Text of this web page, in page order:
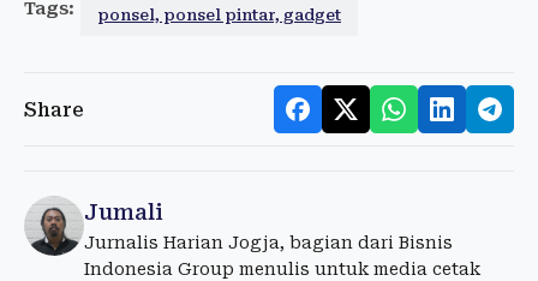
Tags: ponsel, ponsel pintar, gadget
Share
Jumali
Jurnalis Harian Jogja, bagian dari Bisnis
Indonesia Group menulis untuk media cetak